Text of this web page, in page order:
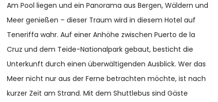
Am Pool liegen und ein Panorama aus Bergen, Wäldern und
Meer genießen – dieser Traum wird in diesem Hotel auf
Teneriffa wahr. Auf einer Anhöhe zwischen Puerto de la
Cruz und dem Teide-Nationalpark gebaut, besticht die
Unterkunft durch einen überwältigenden Ausblick. Wer das
Meer nicht nur aus der Ferne betrachten möchte, ist nach
kurzer Zeit am Strand. Mit dem Shuttlebus sind Gäste